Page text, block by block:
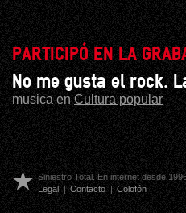
PARTICIPÓ EN LA
No me gusta el rock.
musica enCultura popular
Siniestro Total. En internet desde
Legal | Contacto | Colofón